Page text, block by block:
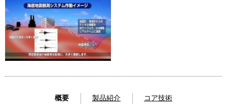
概要 製品紹介 コア技術